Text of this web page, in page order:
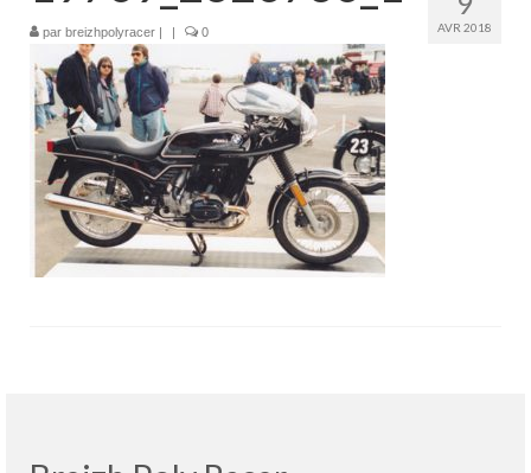
Boutique
Projets en cours
Mon compte
Mon panier
Nous contacter
Nous situer
AVR 2018
par breizhpolyracer 0